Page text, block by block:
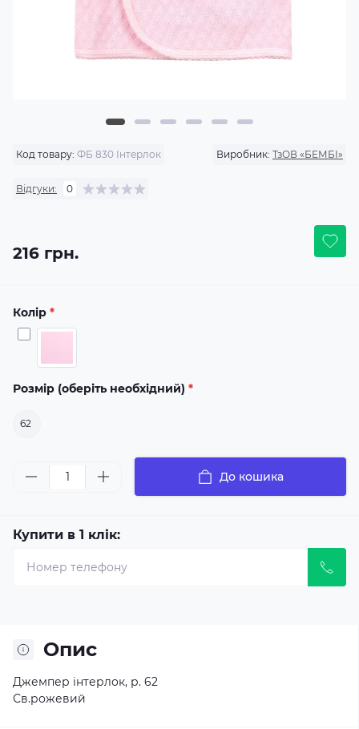
Код товару: ФБ 830 Інтерлок Виробник: ТзОВ «БЕМБІ»
Відгуки: 0
216 грн.
Колір *
Розмір (оберіть необхідний) *
62
До кошика
Купити в 1 клік:
Опис
Джемпер інтерлок, р. 62
Св.рожевий